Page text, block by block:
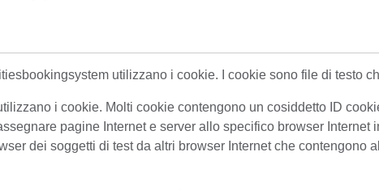
utilizzano i cookie. I cookie sono file di testo
i cookie. Molti cookie contengono un cosiddetto ID
pagine Internet e server allo specifico browser
dei soggetti di test da altri browser Internet che